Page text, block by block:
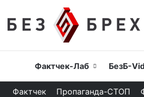
Головна
Фактчек-Лаб БезБ-
Фактчек Пропаганда-СТОП